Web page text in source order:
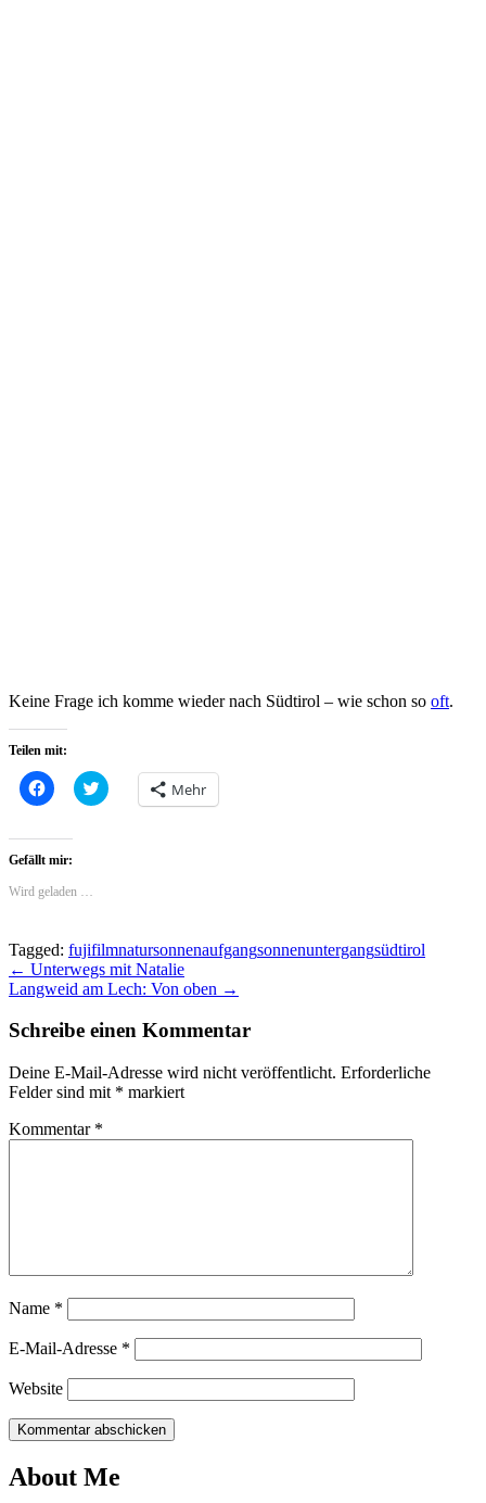
Keine Frage ich komme wieder nach Südtirol – wie schon so oft.
Teilen mit:
Klick,
um
zu
teilen
(Wird
in
neuem
Click
to Mehr
Gefällt mir:
Wird geladen …
Tagged: fujifilmnatursonnenaufgangsonnenuntergangsüdtirol
Beitragsnavigation
← Unterwegs mit Natalie
Langweid am Lech: Von oben →
Schreibe einen Kommentar
Deine E-Mail-Adresse wird nicht veröffentlicht. Erforderliche
Felder sind mit * markiert
Kommentar *
Name *
E-Mail-Adresse *
Website
About Me